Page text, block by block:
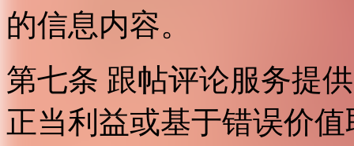
的信息内容。
第七条 跟帖评论服务提
正当利益或基于错误价